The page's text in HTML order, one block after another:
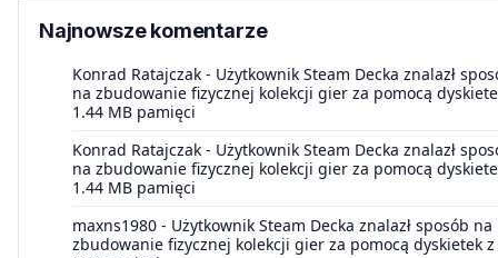
Najnowsze komentarze
Konrad Ratajczak - Użytkownik Steam Decka znalazł
na zbudowanie fizycznej kolekcji gier za pomocą
1.44 MB pamięci
Konrad Ratajczak - Użytkownik Steam Decka znalazł
na zbudowanie fizycznej kolekcji gier za pomocą
1.44 MB pamięci
maxns1980 - Użytkownik Steam Decka znalazł sposób na
zbudowanie fizycznej kolekcji gier za pomocą dyskietek z